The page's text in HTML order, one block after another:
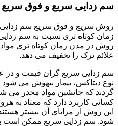
سم زدایی سریع و فوق سریع
روش سریع و فوق سریع سم زدایی
زمان کوتاه تری نسبت به سم
روش در مدن زمان کوتاه تری مواد
علائم ترک را تخفیف می دهد.
سم زدایی سریع گران قیمت و در
نوع دیتاکس، بیمار بیهوش می شود
گردند که جانشین مواد مخدر می
کسانی کاربرد دارد که معتاد به
این روش از مزایای آن بیشتر
شود. سم زدایی سریع ممکن است